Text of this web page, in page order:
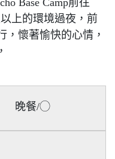
上的環境過夜，前
，懷著愉快的心情，
晚餐/◯